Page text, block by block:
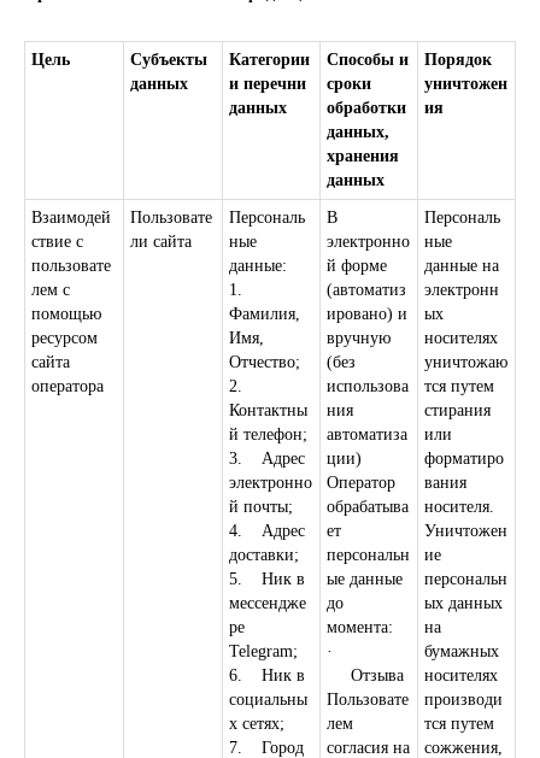
Цель
Субъекты
данных
Категории
и перечни
данных
Способы и
сроки
обработки
данных,
хранения
данных
Порядок
уничтожен
ия
Взаимодей
ствие с
пользовате
лем с
помощью
ресурсом
сайта
оператора
Пользовате
ли сайта
Персональ
ные
данные:
1.
Фамилия,
Имя,
Отчество;
2.
Контактны
й телефон;
3. Адрес
электронно
й почты;
4. Адрес
доставки;
5. Ник в
мессендже
ре
Telegram;
6. Ник в
социальны
х сетях;
7. Город
В
электронно
й форме
(автоматиз
ировано) и
вручную
(без
использова
ния
автоматиза
ции)
Оператор
обрабатыва
ет
персональн
ые данные
до
момента:
·
Отзыва
Пользовате
лем
согласия на
Персональ
ные
данные на
электронн
ых
носителях
уничтожаю
тся путем
стирания
или
форматиро
вания
носителя.
Уничтожен
ие
персональн
ых данных
на
бумажных
носителях
производи
тся путем
сожжения,